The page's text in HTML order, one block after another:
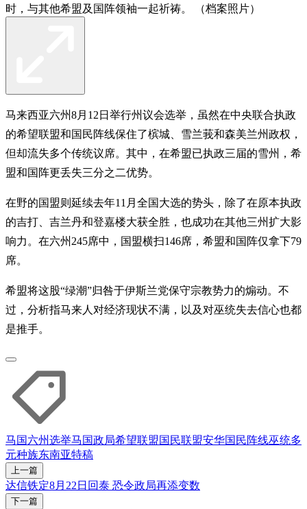
时，与其他希盟及国阵领袖一起祈祷。 （档案照片）
马来西亚六州8月12日举行州议会选举，虽然在中央联合执政
的希望联盟和国民阵线保住了槟城、雪兰莪和森美兰州政权，
但却流失多个传统议席。其中，在希盟已执政三届的雪州，希
盟和国阵更丢失三分之二优势。
在野的国盟则延续去年11月全国大选的势头，除了在原本执政
的吉打、吉兰丹和登嘉楼大获全胜，也成功在其他三州扩大影
响力。在六州245席中，国盟横扫146席，希盟和国阵仅拿下79
席。
希盟将这股“绿潮”归咎于伊斯兰党保守宗教势力的煽动。不
过，分析指马来人对经济现状不满，以及对巫统失去信心也都
是推手。
马国六州选举马国政局希望联盟国民联盟安华国民阵线巫统多
元种族东南亚特稿
上一篇
达信铁定8月22日回泰 恐令政局再添变数
下一篇